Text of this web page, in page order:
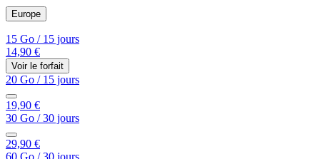
Europe
15 Go /15 jours
14,90 €
Voir le forfait
20 Go /15 jours
19,90 €
30 Go /30 jours
29,90 €